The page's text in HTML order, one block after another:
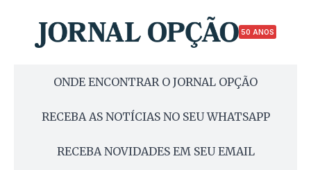
50 ANOS
ONDE ENCONTRAR O JORNAL OPÇÃO
RECEBA AS NOTÍCIAS NO SEU WHATSAPP
RECEBA NOVIDADES EM SEU EMAIL